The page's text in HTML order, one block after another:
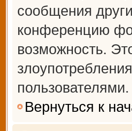
сообщения
конференцию
возможность.
пользователями.
Вернуться к